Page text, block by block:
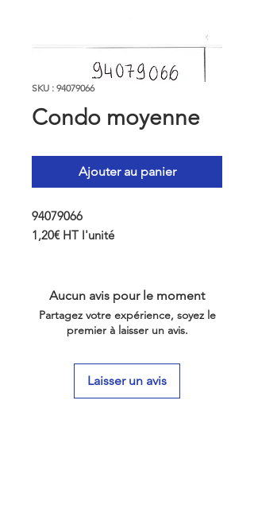
SKU : 94079066
Condo moyenne
Ajouter au panier
94079066
1,20€ HT l'unité
Aucun avis pour le moment
Partagez votre expérience, soyez le
premier à laisser un avis.
Laisser un avis